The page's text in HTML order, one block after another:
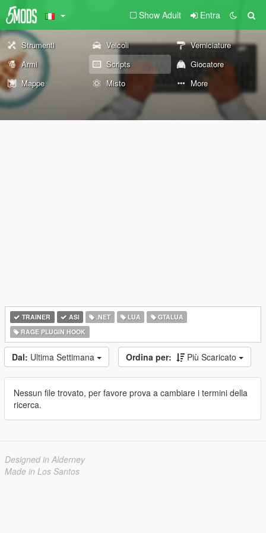
Show Adult Entra
Strumenti Veicoli
Verniciature
Armi
Scripts
Giocatore
Mappe
Misto More
TRAINER ASI .NET LUA
GTALUA
RAGE PLUGIN HOOK
Dal: Ultima Settimana Ordina per: Più Scaricato
Nessun file trovato, per favore prova a cambiare i termini della
ricerca.
Designed in Alderney
Made in Los Santos